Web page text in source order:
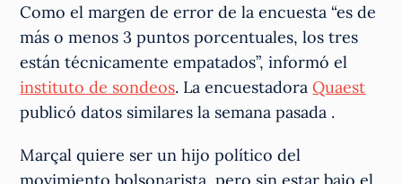
Como el margen de error de la encuesta “es de
más o menos 3 puntos porcentuales, los tres
están técnicamente empatados”, informó el
instituto de sondeos. La encuestadoraQuaest
publicó datos similares la semana pasada .
Marçal quiere ser un hijo político del